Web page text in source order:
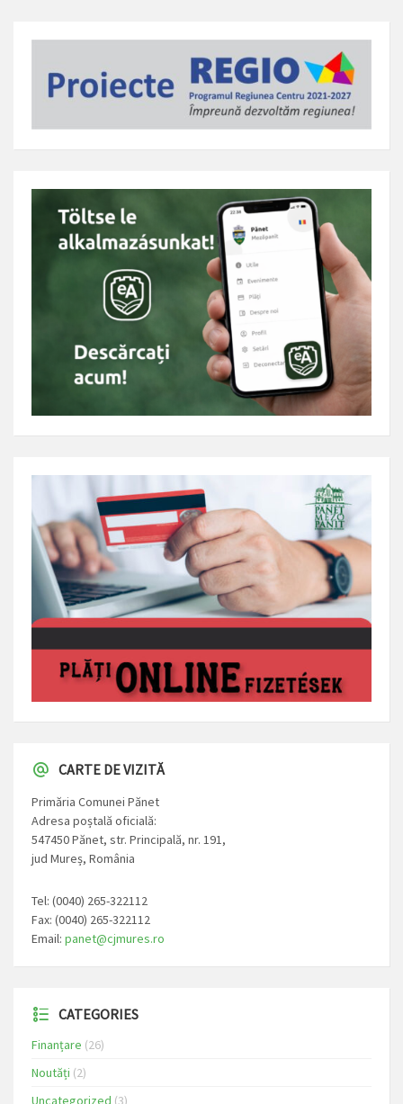
CARTE DE VIZITĂ
Primăria Comunei Pănet
Adresa poștală oficială:
547450 Pănet, str. Principală, nr. 191,
jud Mureș, România
Tel: (0040) 265-322112
Fax: (0040) 265-322112
Email: panet@cjmures.ro
CATEGORIES
Finanțare (26)
Noutăți (2)
Uncategorized (3)